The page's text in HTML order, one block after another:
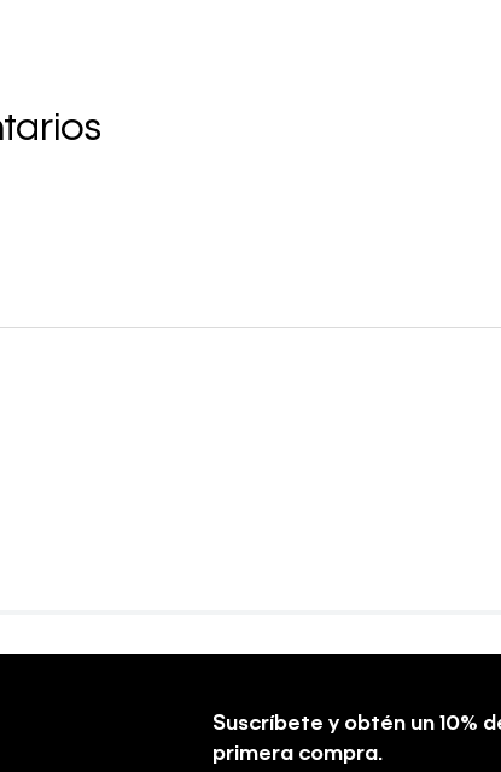
Suscríbete y obtén un 10%
primera compra.